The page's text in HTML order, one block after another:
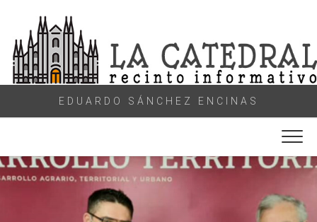
content
EDUARDO SÁNCHEZ ENCINAS